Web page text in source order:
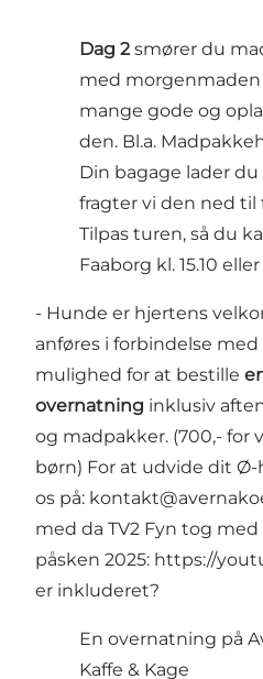
Dag 2smører du
med
mange gode og
den. Bl.a.
Din bagage lader
fragter vi den ned
Tilpas turen, så du
Faaborg kl. 15.10 eller
- Hunde er hjertens
anføres i forbindelse
mulighed for at bestille
overnatning inklusiv
og madpakker. (700,- for
børn) For at udvide dit
os på:
med da TV2 Fyn tog
påsken 2025: https://
er inkluderet?
En overnatning på
Kaffe & Kage